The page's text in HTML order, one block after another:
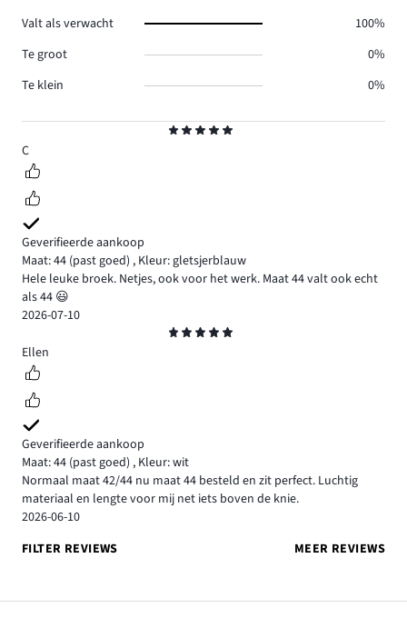
5
C
Geverifieerde aankoop
Maat: 44 (past goed) , Kleur: gletsjerblauw
Hele leuke broek. Netjes, ook voor het werk. Maat 44 valt ook echt
als 44 😃
2026-07-10
5
Ellen
Geverifieerde aankoop
Maat: 44 (past goed) , Kleur: wit
Normaal maat 42/44 nu maat 44 besteld en zit perfect. Luchtig
materiaal en lengte voor mij net iets boven de knie.
2026-06-10
FILTER REVIEWS
MEER REVIEWS
Valt als verwacht
100%
Te groot
0%
Te klein
0%